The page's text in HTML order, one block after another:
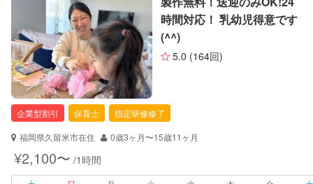
レッスン
定期予約 お引き受けしていません
お子様の撮影
（定期特典）
対応不可
サポートの特徴
資格
企業型割引対象(旧内閣府補助対象)
自治体届出済ベビーシッター
保育士
幼稚園教諭
夜間対応
時間対応！ 乳幼児得意です
(^^)
5.0 (164回)
企業型割引 保育士
指定研修修了
福岡県久留米市在住
0歳3ヶ月〜15歳11ヶ月
¥2,100〜 /1時間